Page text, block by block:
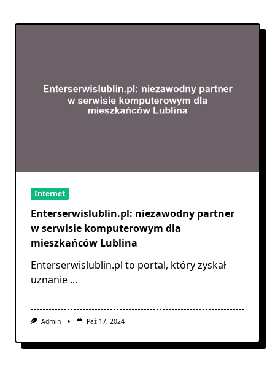
Internet
Enterserwislublin.pl: niezawodny partner
w serwisie komputerowym dla
mieszkańców Lublina
Enterserwislublin.pl to portal, który zyskał
uznanie ...
Admin Paź 17, 2024